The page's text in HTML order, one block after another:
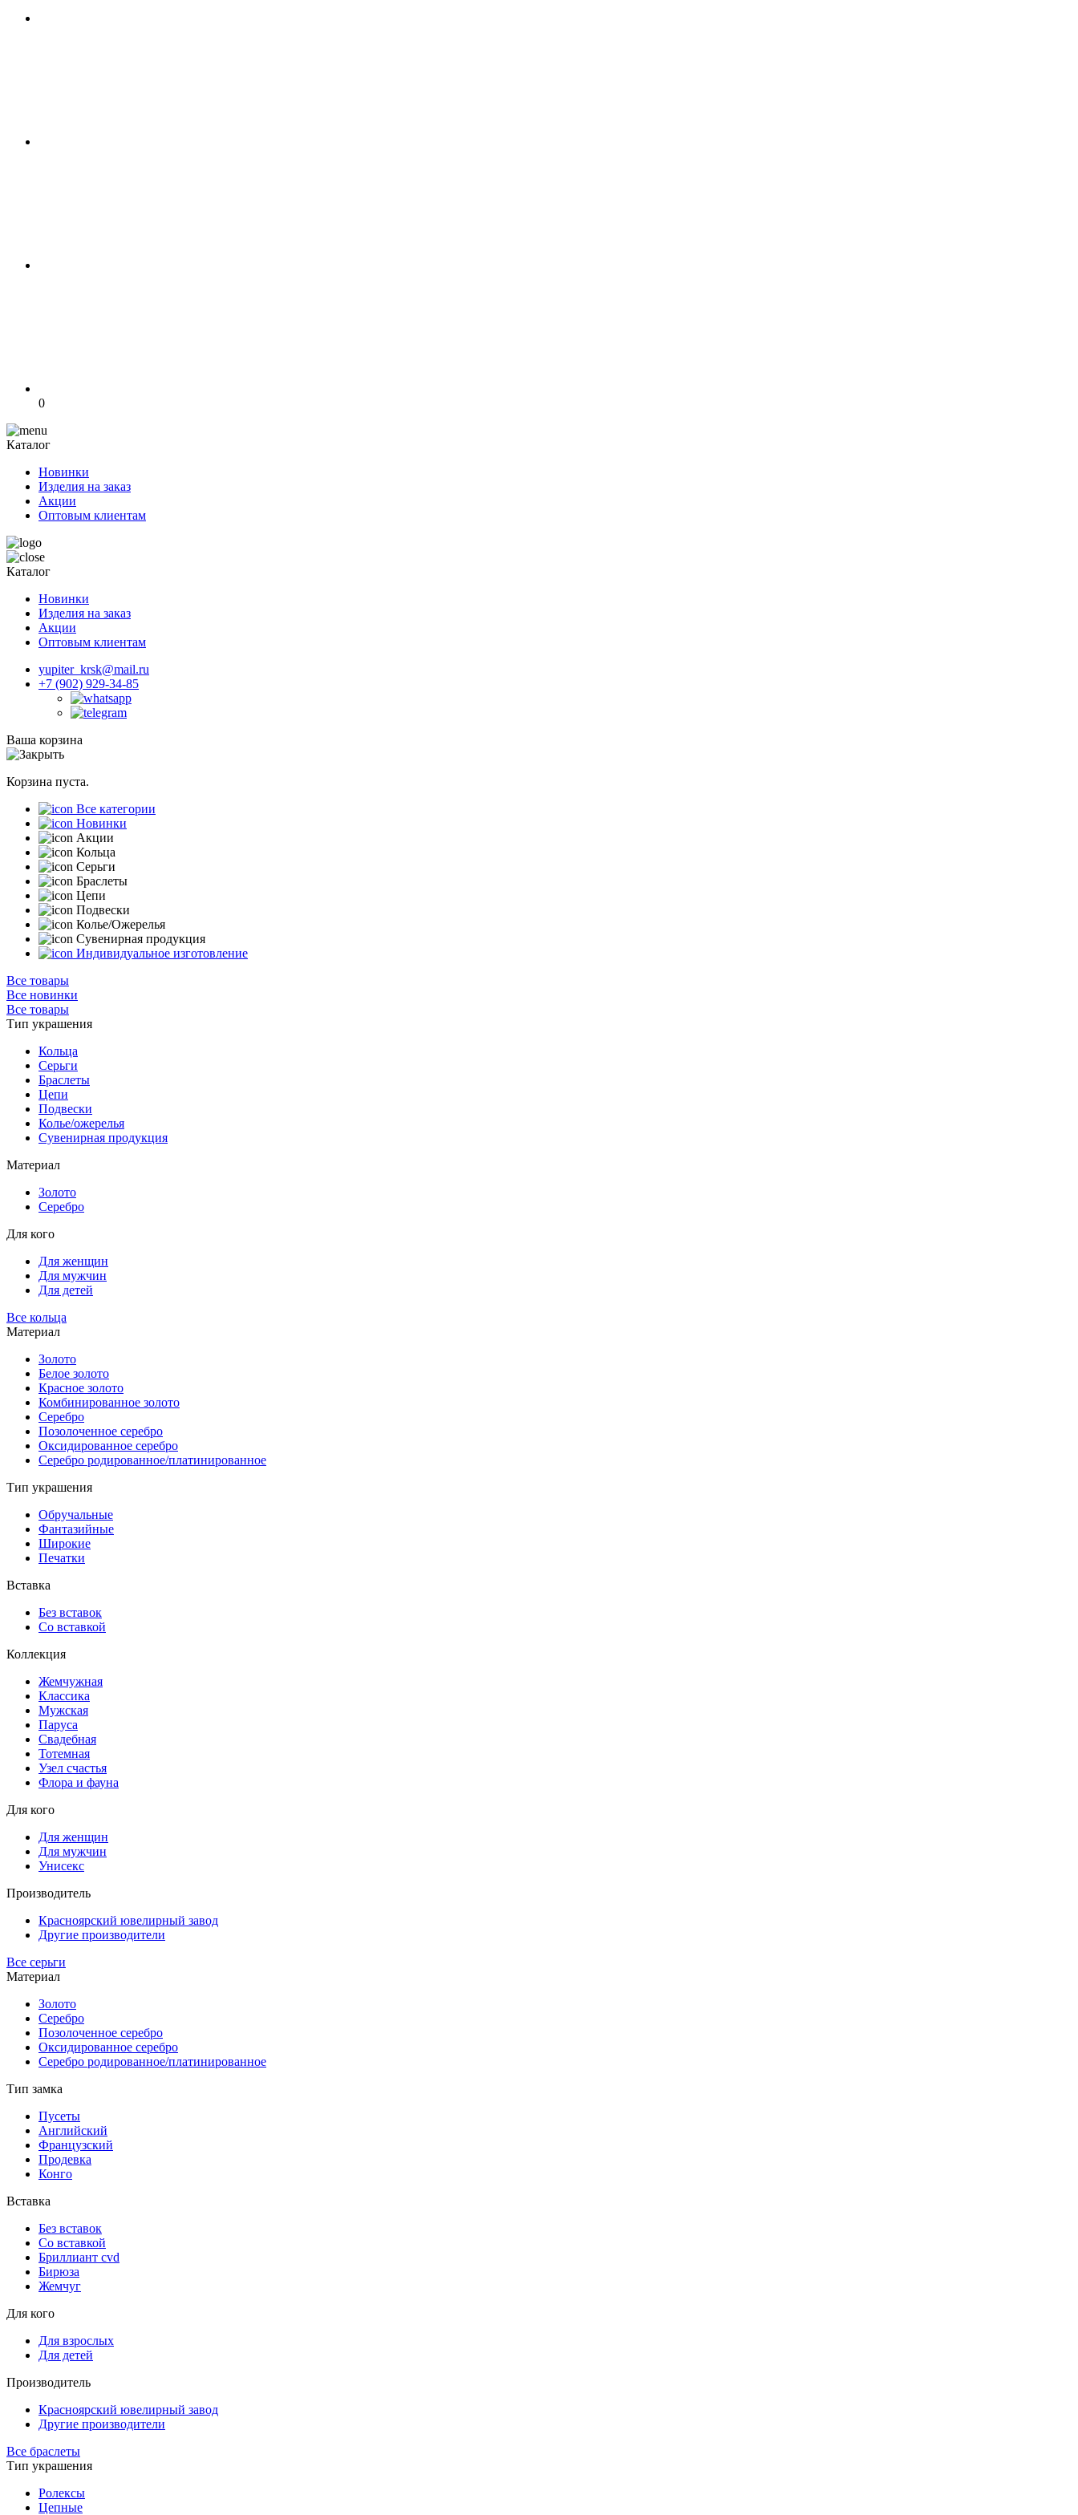
0
Каталог
Новинки
Изделия на заказ
Акции
Оптовым клиентам
Каталог
Новинки
Изделия на заказ
Акции
Оптовым клиентам
yupiter_krsk@mail.ru
+7 (902) 929-34-85
Ваша корзина
Корзина пуста.
Все категории
Новинки
Акции
Кольца
Серьги
Браслеты
Цепи
Подвески
Колье/Ожерелья
Сувенирная продукция
Индивидуальное изготовление
Все товары
Все новинки
Все товары
Тип украшения
Кольца
Серьги
Браслеты
Цепи
Подвески
Колье/ожерелья
Сувенирная продукция
Материал
Золото
Серебро
Для кого
Для женщин
Для мужчин
Для детей
Все кольца
Материал
Золото
Белое золото
Красное золото
Комбинированное золото
Серебро
Позолоченное серебро
Оксидированное серебро
Серебро родированное/платинированное
Тип украшения
Обручальные
Фантазийные
Широкие
Печатки
Вставка
Без вставок
Со вставкой
Коллекция
Жемчужная
Классика
Мужская
Паруса
Свадебная
Тотемная
Узел счастья
Флора и фауна
Для кого
Для женщин
Для мужчин
Унисекс
Производитель
Красноярский ювелирный завод
Другие производители
Все серьги
Материал
Золото
Серебро
Позолоченное серебро
Оксидированное серебро
Серебро родированное/платинированное
Тип замка
Пусеты
Английский
Французский
Продевка
Конго
Вставка
Без вставок
Со вставкой
Бриллиант cvd
Бирюза
Жемчуг
Для кого
Для взрослых
Для детей
Производитель
Красноярский ювелирный завод
Другие производители
Все браслеты
Тип украшения
Ролексы
Цепные